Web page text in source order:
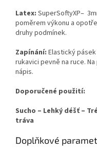
Latex: SuperSoftyXP–
poměrem výkonu a
druhy podmínek.
Zapínání: Elastický
rukavici pevně na ruce.
nápis.
Doporučené použití:
Sucho – Lehký déšť –
tráva
Doplňkové